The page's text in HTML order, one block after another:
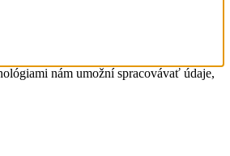
nám umožní spracovávať údaje,